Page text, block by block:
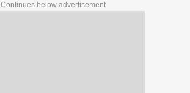
Continues below advertisement